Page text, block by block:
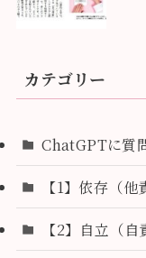
カテゴリー
ChatGPTに質
【1】依存（他
【2】自立（